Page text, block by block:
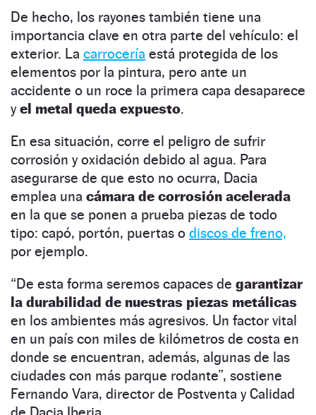
De hecho, los rayones también tiene una
importancia clave en otra parte del vehículo: el
exterior. La carrocería está protegida de los
elementos por la pintura, pero ante un
accidente o un roce la primera capa desaparece
yel metal queda expuesto.
En esa situación, corre el peligro de sufrir
corrosión y oxidación debido al agua. Para
asegurarse de que esto no ocurra, Dacia
emplea una cámara de corrosión acelerada
en la que se ponen a prueba piezas de todo
tipo: capó, portón, puertas o discos de freno,
por ejemplo.
“De esta forma seremos capaces de garantizar
la durabilidad de nuestras piezas metálicas
en los ambientes más agresivos. Un factor vital
en un país con miles de kilómetros de costa en
donde se encuentran, además, algunas de las
ciudades con más parque rodante”, sostiene
Fernando Vara, director de Postventa y Calidad